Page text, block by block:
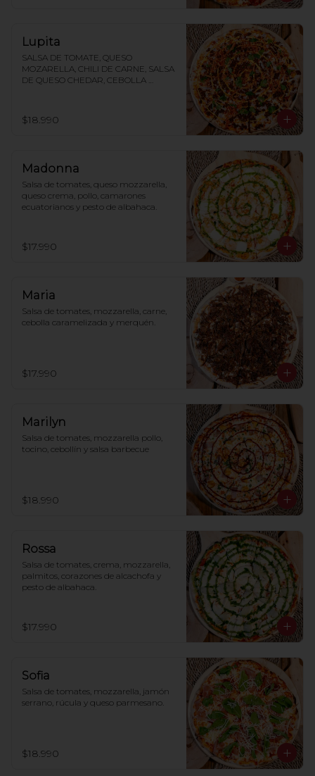
Lupita
SALSA DE TOMATE, QUESO
MOZARELLA, CHILI DE CARNE, SALSA
DE QUESO CHEDAR, CEBOLLA
$18.990
Madonna
Salsa de tomates, queso mozzarella,
queso crema, pollo, camarones
ecuatorianos y pesto de albahaca.
$17.990
Maria
Salsa de tomates, mozzarella, carne,
cebolla caramelizada y merquén.
$17.990
Marilyn
Salsa de tomates, mozzarella pollo,
tocino, cebollín y salsa barbecue
$18.990
Rossa
Salsa de tomates, crema, mozzarella,
palmitos, corazones de alcachofa y
pesto de albahaca.
$17.990
Sofia
Salsa de tomates, mozzarella, jamón
serrano, rúcula y queso parmesano.
$18.990